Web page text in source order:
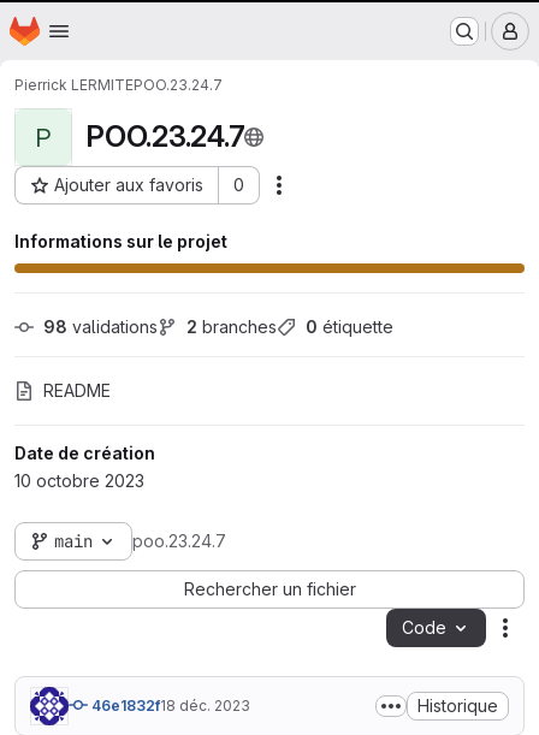
Passer au contenu principal
Page d'accueil
Pierrick LERMITEPOO.23.24.7
P POO.23.24.7
Ajouter aux favoris 0
ID du projet : 20101
Informations sur le projet
98 validations 2 branches 0 étiquette
README
Date de création
10 octobre 2023
main poo.23.24.7
Rechercher un fichier
Code
46e1832f18 déc. 2023 Historique